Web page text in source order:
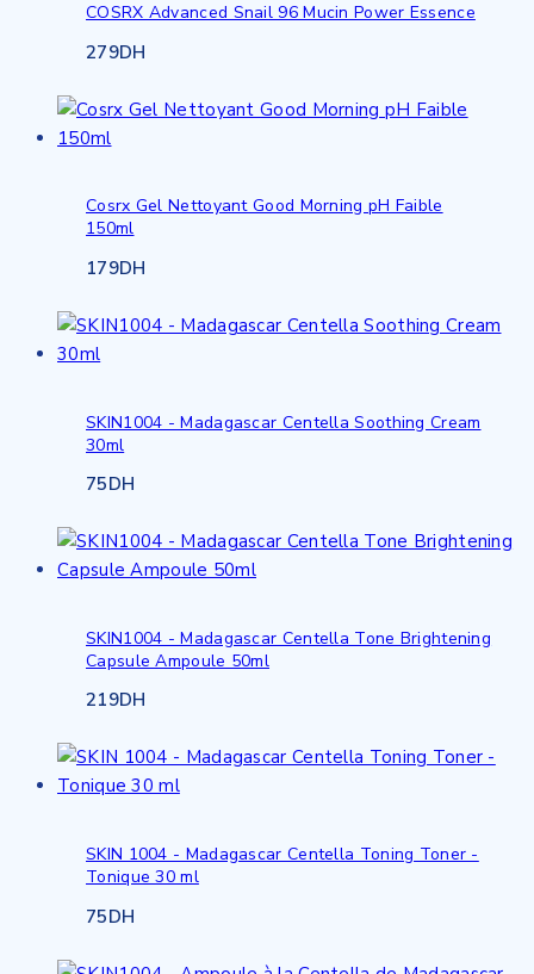
COSRX Advanced Snail 96 Mucin Power Essence
279DH
Cosrx Gel Nettoyant Good Morning pH Faible
150ml
179DH
SKIN1004 - Madagascar Centella Soothing Cream
30ml
75DH
SKIN1004 - Madagascar Centella Tone Brightening
Capsule Ampoule 50ml
219DH
SKIN 1004 - Madagascar Centella Toning Toner -
Tonique 30 ml
75DH